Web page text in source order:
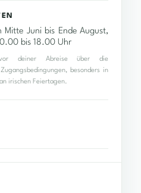
Mitte Juni bis Ende August,
bis 18.00 Uhr
deiner Abreise über die
besonders in
irischen Feiertagen.